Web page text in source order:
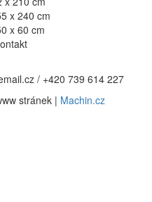
x 240 cm
x 60 cm
/ +420 739 614 227
stránek | Machin.cz